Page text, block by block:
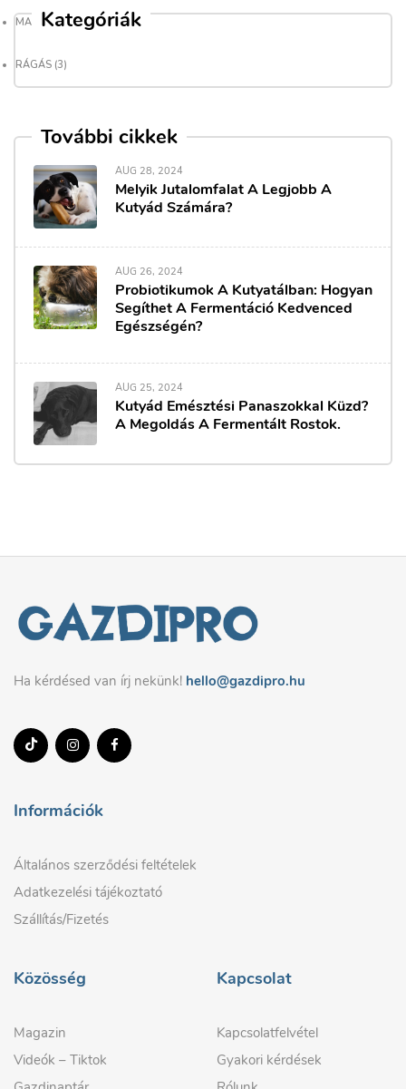
Kategóriák
MAGAZIN(9)
RÁGÁS (3)
További cikkek
AUG 28, 2024
Melyik Jutalomfalat A Legjobb A
Kutyád Számára?
AUG 26, 2024
Probiotikumok A Kutyatálban: Hogyan
Segíthet A Fermentáció Kedvenced
Egészségén?
AUG 25, 2024
Kutyád Emésztési Panaszokkal Küzd?
A Megoldás A Fermentált Rostok.
Ha kérdésed van írj nekünk! hello@gazdipro.hu
Információk
Általános szerződési feltételek
Adatkezelési tájékoztató
Szállítás/Fizetés
Közösség
Magazin
Videók – Tiktok
Kapcsolat
Kapcsolatfelvétel
Gyakori kérdések